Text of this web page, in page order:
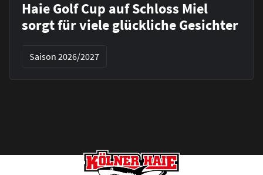
Haie Golf Cup auf Schloss Miel
sorgt für viele glückliche Gesichter
Saison 2026/2027